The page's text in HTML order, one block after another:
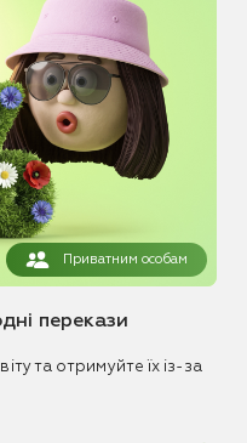
Приватним особам
перекази
та отримуйте їх із-за